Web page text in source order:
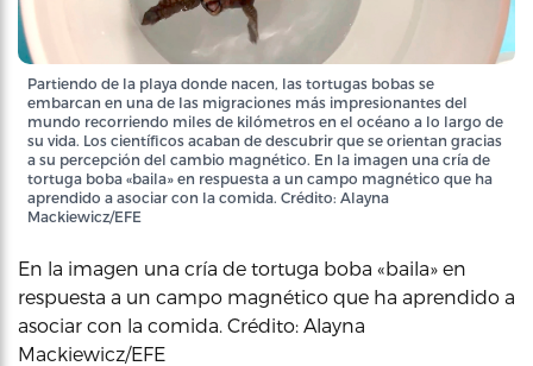
Partiendo de la playa donde nacen, las tortugas bobas se
embarcan en una de las migraciones más impresionantes del
mundo recorriendo miles de kilómetros en el océano a lo largo de
su vida. Los científicos acaban de descubrir que se orientan gracias
a su percepción del cambio magnético. En la imagen una cría de
tortuga boba «baila» en respuesta a un campo magnético que ha
aprendido a asociar con la comida. Crédito: Alayna
Mackiewicz/EFE
En la imagen una cría de tortuga boba «baila» en
respuesta a un campo magnético que ha aprendido a
asociar con la comida. Crédito: Alayna
Mackiewicz/EFE